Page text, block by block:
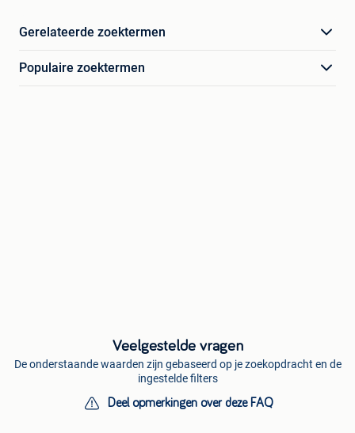
Gerelateerde zoektermen
Populaire zoektermen
Veelgestelde vragen
De onderstaande waarden zijn gebaseerd op je zoekopdracht en de
ingestelde filters
Deel opmerkingen over deze FAQ